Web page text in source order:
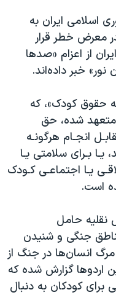
اسلامی ایران به
معرض خطر قرار
از اعزام «صدها
نور» خبر داده‌اند.
حقوق کودک»، که
شده، حق
انجـام هرگونـه
یـا بـرای سلامتی یـا
یـا اجتماعـی کـودک
است.
نقلیه حامل
جنگی و شنیدن
انسان‌ها در جنگ از
اردوها گزارش شده که
برای کودکان به دنبال